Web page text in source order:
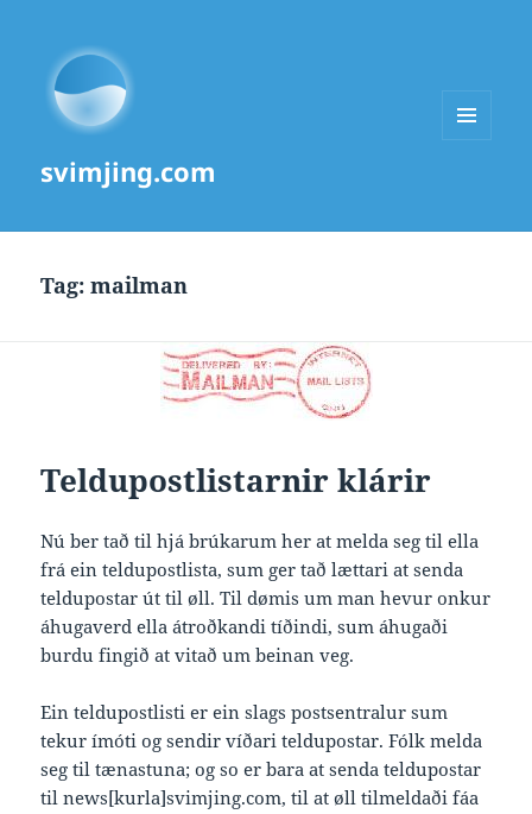
svimjing.com
Tag:mailman
Teldupostlistarnir klárir
Nú ber tað til hjá brúkarum her at melda seg til ella
frá ein teldupostlista, sum ger tað lættari at senda
teldupostar út til øll. Til dømis um man hevur onkur
áhugaverd ella átroðkandi tíðindi, sum áhugaði
burdu fingið at vitað um beinan veg.
Ein teldupostlisti er ein slags postsentralur sum
tekur ímóti og sendir víðari teldupostar. Fólk melda
seg til tænastuna; og so er bara at senda teldupostar
til news[kurla]svimjing.com, til at øll tilmeldaði fáa